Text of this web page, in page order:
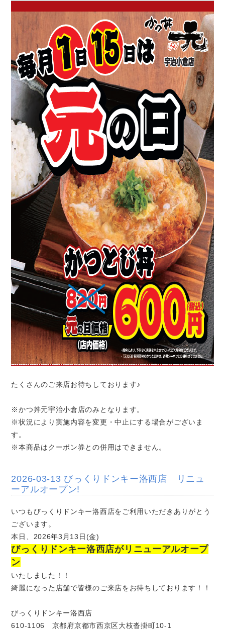
たくさんのご来店お待ちしております♪
※かつ丼元宇治小倉店のみとなります。
※状況により実施内容を変更・中止にする場合がございま
す。
※本商品はクーポン券との併用はできません。
2026-03-13 びっくりドンキー洛西店 リニュ
ーアルオープン!
いつもびっくりドンキー洛西店をご利用いただきありがとう
ございます。
本日、2026年3月13日(金)
びっくりドンキー洛西店がリニューアルオープ
ン
いたしました！！
綺麗になった店舗で皆様のご来店をお待ちしております！！
びっくりドンキー洛西店
610-1106 京都府京都市西京区大枝沓掛町10-1